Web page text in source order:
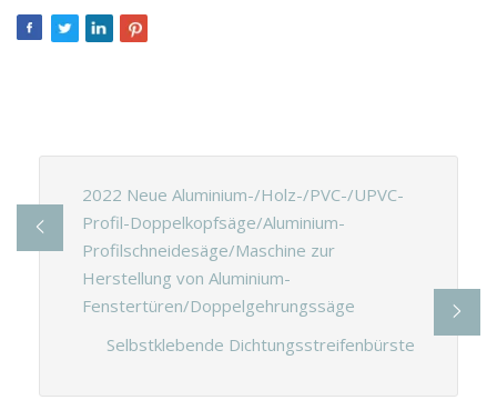
2022 Neue Aluminium-/Holz-/PVC-/UPVC-
Profil-Doppelkopfsäge/Aluminium-
Profilschneidesäge/Maschine zur
Herstellung von Aluminium-
Fenstertüren/Doppelgehrungssäge
Selbstklebende Dichtungsstreifenbürste